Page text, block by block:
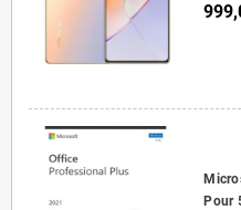
Pour